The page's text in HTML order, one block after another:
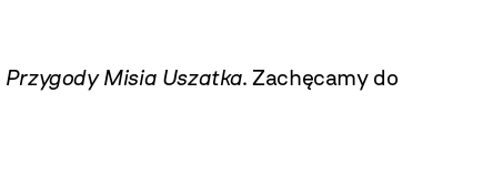
Przygody Misia Uszatka. Zachęcamy do